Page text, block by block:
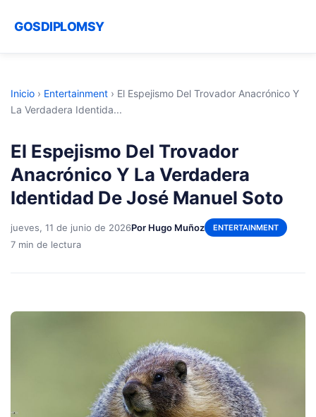
GOSDIPLOMSY
Inicio › Entertainment › El Espejismo Del Trovador Anacrónico Y
La Verdadera Identida...
El Espejismo Del Trovador
Anacrónico Y La Verdadera
Identidad De José Manuel Soto
jueves, 11 de junio de 2026Por Hugo Muñoz ENTERTAINMENT
7 min de lectura